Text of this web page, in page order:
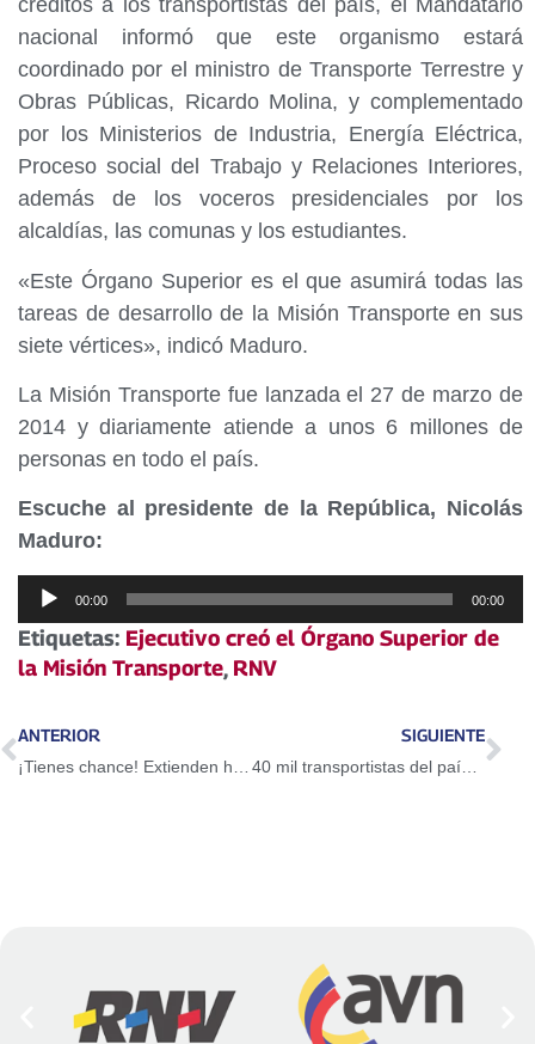
créditos a los transportistas del país, el Mandatario
nacional informó que este organismo estará
coordinado por el ministro de Transporte Terrestre y
Obras Públicas, Ricardo Molina, y complementado
por los Ministerios de Industria, Energía Eléctrica,
Proceso social del Trabajo y Relaciones Interiores,
además de los voceros presidenciales por los
alcaldías, las comunas y los estudiantes.
«Este Órgano Superior es el que asumirá todas las
tareas de desarrollo de la Misión Transporte en sus
siete vértices», indicó Maduro.
La Misión Transporte fue lanzada el 27 de marzo de
2014 y diariamente atiende a unos 6 millones de
personas en todo el país.
Escuche al presidente de la República, Nicolás
Maduro:
Reproductor
de
audio
00:00 00:00
Etiquetas: Ejecutivo creó el Órgano Superior de
la Misión Transporte, RNV
ANTERIOR SIGUIENTE
40 mil transportistas del país recibirán pensiones antes de que finalice el 2016